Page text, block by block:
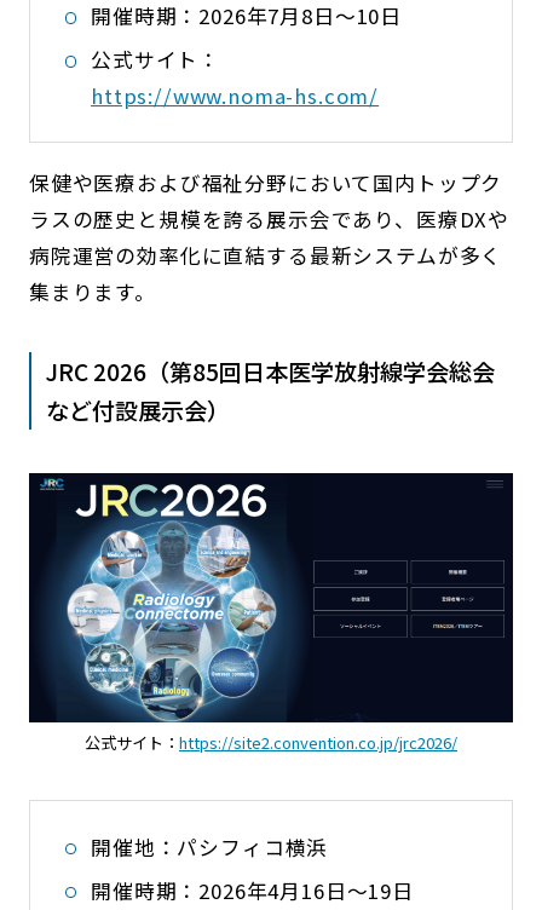
開催時期：2026年7月8日〜10日
公式サイト：
https://www.noma-hs.com/
保健や医療および福祉分野において国内トップク
ラスの歴史と規模を誇る展示会であり、医療DXや
病院運営の効率化に直結する最新システムが多く
集まります。
JRC 2026（第85回日本医学放射線学会総会
など付設展示会）
公式サイト： https://site2.convention.co.jp/jrc2026/
開催地：パシフィコ横浜
開催時期：2026年4月16日〜19日